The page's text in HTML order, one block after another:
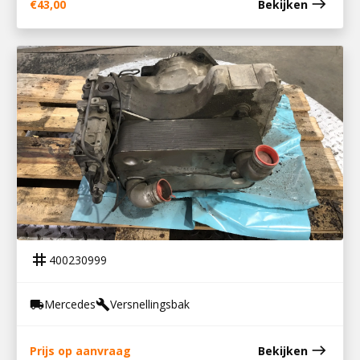
€43,00 Bekijken east
400230999
VOITH R115H RETARDER MB G211-16
tag 400230999
local_shippingMercedesbuildVersnellingsbak
Prijs op aanvraag Bekijken east